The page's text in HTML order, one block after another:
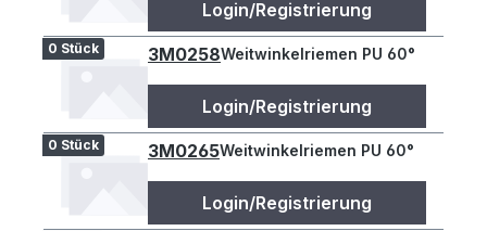
Login/Registrierung
0 Stück 3M0258Weitwinkelriemen PU 60°
Login/Registrierung
0 Stück 3M0265Weitwinkelriemen PU 60°
Login/Registrierung